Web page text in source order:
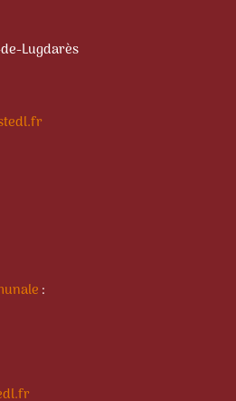
Lugdarès
: